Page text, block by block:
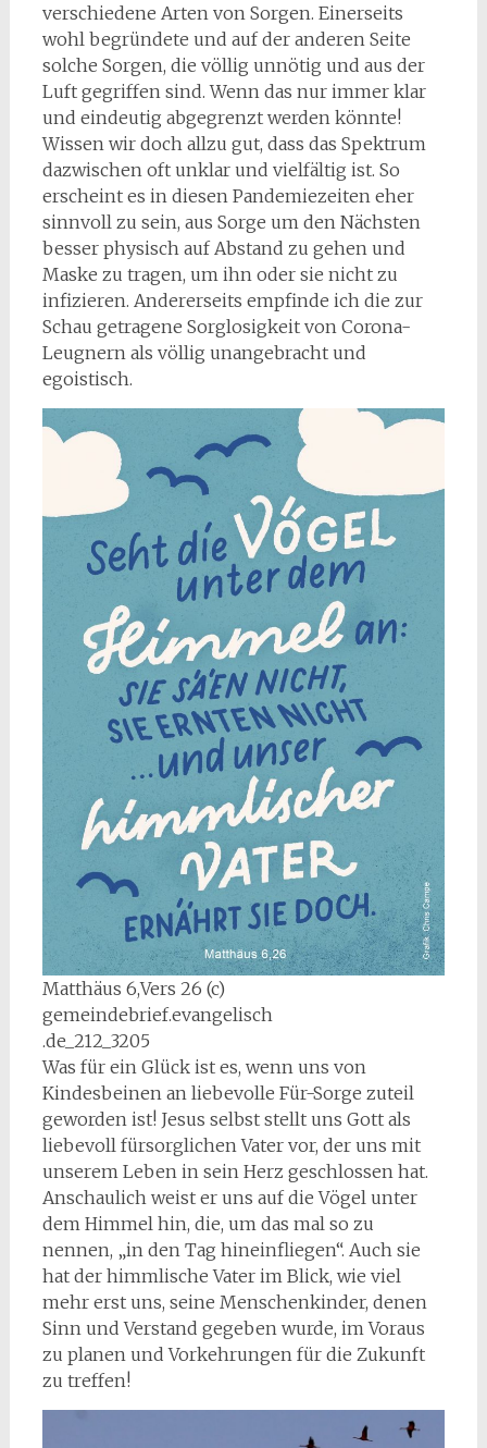
verschiedene Arten von Sorgen. Einerseits
wohl begründete und auf der anderen Seite
solche Sorgen, die völlig unnötig und aus der
Luft gegriffen sind. Wenn das nur immer klar
und eindeutig abgegrenzt werden könnte!
Wissen wir doch allzu gut, dass das Spektrum
dazwischen oft unklar und vielfältig ist. So
erscheint es in diesen Pandemiezeiten eher
sinnvoll zu sein, aus Sorge um den Nächsten
besser physisch auf Abstand zu gehen und
Maske zu tragen, um ihn oder sie nicht zu
infizieren. Andererseits empfinde ich die zur
Schau getragene Sorglosigkeit von Corona-
Leugnern als völlig unangebracht und
egoistisch.
Matthäus 6,Vers 26 (c)
gemeindebrief.evangelisch
.de_212_3205
Was für ein Glück ist es, wenn uns von
Kindesbeinen an liebevolle Für-Sorge zuteil
geworden ist! Jesus selbst stellt uns Gott als
liebevoll fürsorglichen Vater vor, der uns mit
unserem Leben in sein Herz geschlossen hat.
Anschaulich weist er uns auf die Vögel unter
dem Himmel hin, die, um das mal so zu
nennen, „in den Tag hineinfliegen“. Auch sie
hat der himmlische Vater im Blick, wie viel
mehr erst uns, seine Menschenkinder, denen
Sinn und Verstand gegeben wurde, im Voraus
zu planen und Vorkehrungen für die Zukunft
zu treffen!